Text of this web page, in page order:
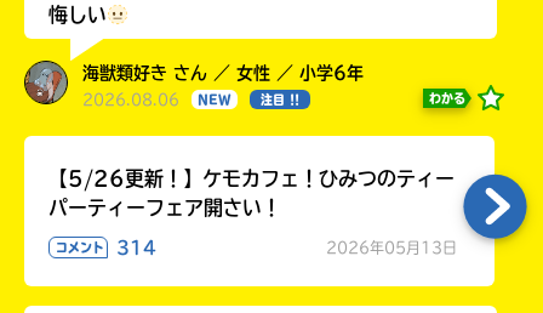
悔しい
海獣類好き さん ／ 女性 ／ 小学6年
2026.08.06 NEW 注目 !! わかる
【5/26更新！】ケモカフェ！ひみつのティー
パーティーフェア開さい！
コメント 314 2026年05月13日